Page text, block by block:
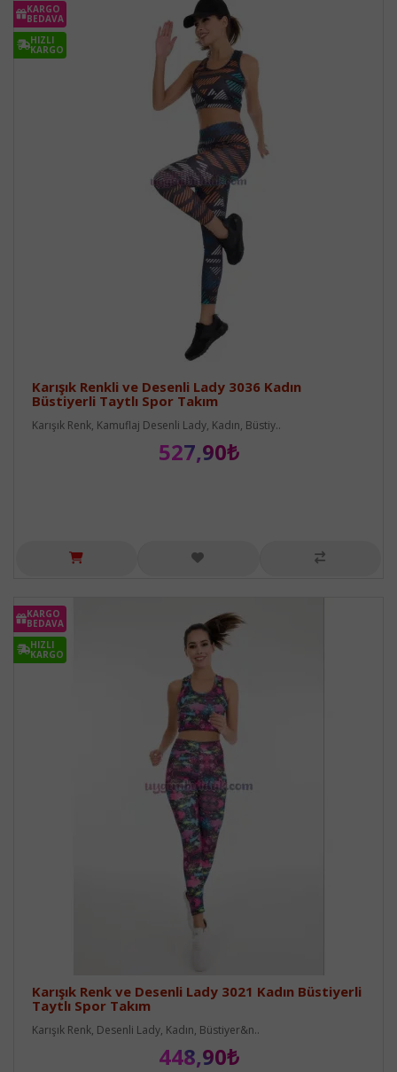
KARGO
BEDAVA
HIZLI
KARGO
Karışık Renkli ve Desenli Lady 3036 Kadın
Büstiyerli Taytlı Spor Takım
Karışık Renk, Kamuflaj Desenli Lady, Kadın, Büstiy..
527,90₺
KARGO
BEDAVA
HIZLI
KARGO
Karışık Renk ve Desenli Lady 3021 Kadın Büstiyerli
Taytlı Spor Takım
Karışık Renk, Desenli Lady, Kadın, Büstiyer&n..
448,90₺